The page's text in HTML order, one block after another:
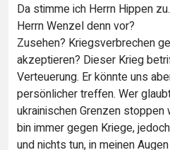
Da stimme ich Herrn Hippen
Herrn Wenzel denn vor?
Zusehen? Kriegsverbrechen
akzeptieren? Dieser Krieg
Verteuerung. Er könnte uns
persönlicher treffen. Wer
ukrainischen Grenzen stoppen
bin immer gegen Kriege,
und nichts tun, in meinen